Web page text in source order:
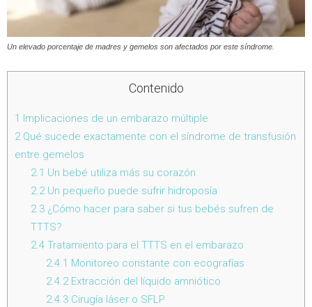
Un elevado porcentaje de madres y gemelos son afectados por este síndrome.
Contenido
1 Implicaciones de un embarazo múltiple
2Qué sucede exactamente con el síndrome de transfusión
entre gemelos
2.1 Un bebé utiliza más su corazón
2.2Un pequeño puede sufrir hidroposía
2.3¿Cómo hacer para saber si tus bebés sufren de
TTTS?
2.4Tratamiento para el TTTS en el embarazo
2.4.1 Monitoreo constante con ecografías
2.4.2Extracción del líquido amniótico
2.4.3 Cirugía láser o SFLP